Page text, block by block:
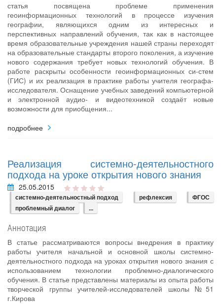
статья посвящена проблеме применения
геоинформационных технологий в процессе изучения
географии, являющихся одним из интересных и
перспективных направлений обучения, так как в настоящее
время образовательные учреждения нашей страны переходят
на образовательные стандарты второго поколения, а изучение
нового содержания требует новых технологий обучения. В
работе раскрыты особенности геоинформационных си-стем
(ГИС) и их реализация в практике работы учителя географа‐
исследователя. Оснащение учебных заведений компьютерной
и электронной аудио‐ и видеотехникой создаёт новые
возможности для приобщения...
подробнее
Реализация системно-деятельностного
подхода на уроке открытия нового знания
25.05.2015
системно-деятельностный подход рефлексия
ФГОС
проблемный диалог
...
Аннотация
В статье рассматриваются вопросы внедрения в практику
работы учителя начальной и основной школы системно-
деятельностного подхода на уроках открытия нового знания с
использованием технологии проблемно-диалогического
обучения. В статье представлены материалы из опыта работы
творческой группы учителей-исследователей школы №51
г.Кирова